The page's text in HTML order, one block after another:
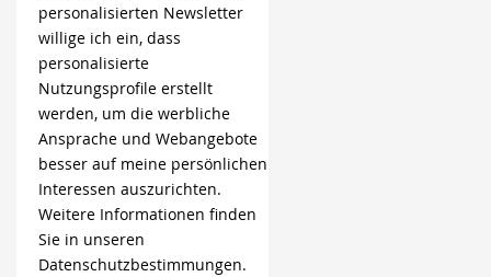
personalisierten Newsletter
willige ich ein, dass
personalisierte
Nutzungsprofile erstellt
werden, um die werbliche
Ansprache und Webangebote
besser auf meine persönlichen
Interessen auszurichten.
Weitere Informationen finden
Sie in unseren
Datenschutzbestimmungen.